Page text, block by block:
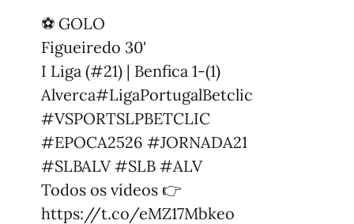
⚽ GOLO
Figueiredo 30'
I Liga (#21) | Benfica 1-(1)
Alverca#LigaPortugalBetclic
#VSPORTSLPBETCLIC
#EPOCA2526 #JORNADA21
#SLBALV #SLB #ALV
Todos os vídeos 👉
https://t.co/eMZ17Mbkeo